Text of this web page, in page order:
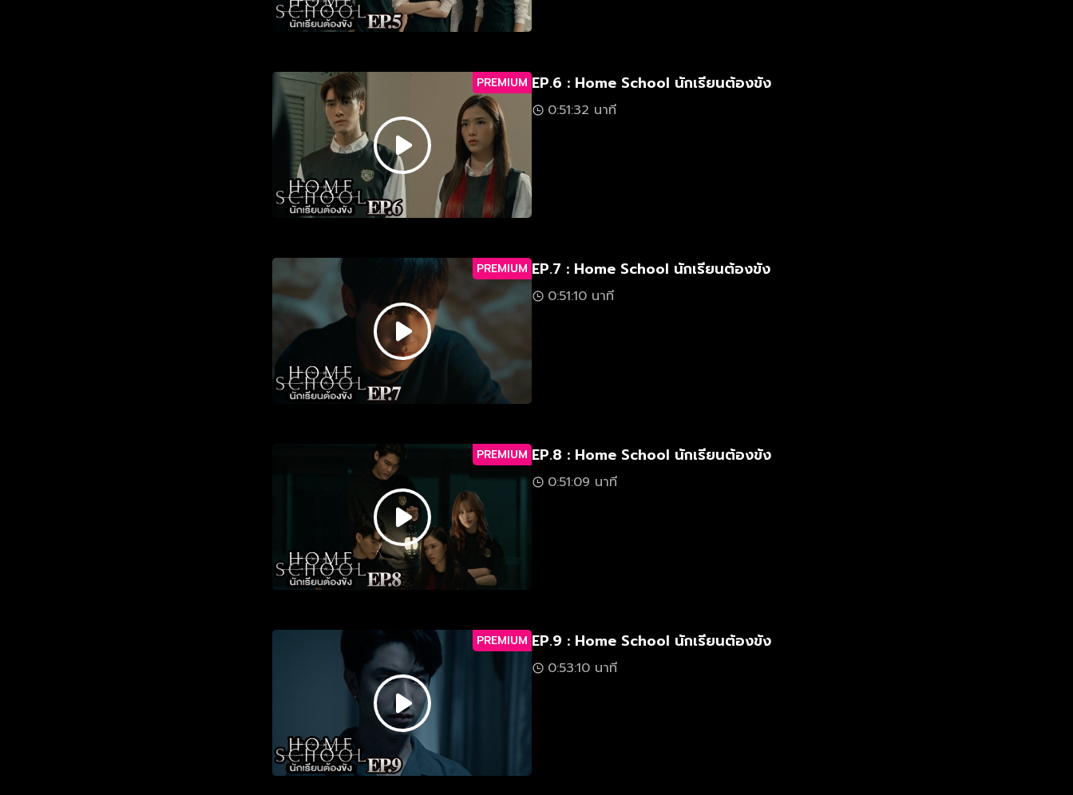
PREMIUM EP.6 : Home School นักเรียนต้องขัง
0:51:32 นาที
PREMIUM EP.7 : Home School นักเรียนต้องขัง
0:51:10 นาที
PREMIUM EP.8 : Home School นักเรียนต้องขัง
0:51:09 นาที
PREMIUM EP.9 : Home School นักเรียนต้องขัง
0:53:10 นาที